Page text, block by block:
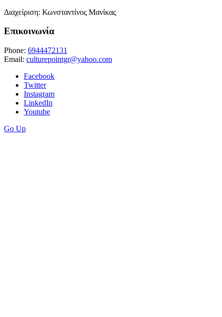
Διαχείριση: Κωνσταντίνος Μανίκας
Επικοινωνία
Phone: 6944472131
Email: culturepointgr@yahoo.com
Facebook
Twitter
Instagram
LinkedIn
Youtube
Go Up